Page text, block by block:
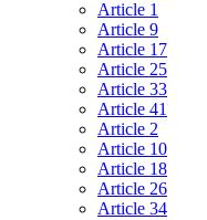
Article 1
Article 9
Article 17
Article 25
Article 33
Article 41
Article 2
Article 10
Article 18
Article 26
Article 34